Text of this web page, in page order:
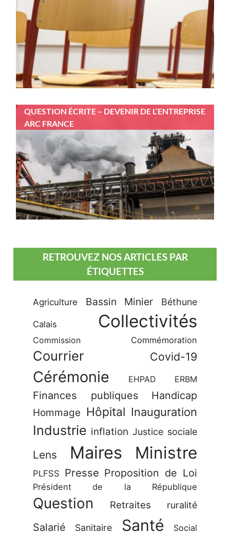
QUESTION ÉCRITE – DEVENIR DE L’ENTREPRISE
ARC FRANCE
RETROUVEZ NOS ARTICLES PAR
ÉTIQUETTES
Agriculture Bassin Minier Béthune
Calais Collectivités
Commission Commémoration
Courrier Covid-19
Cérémonie EHPAD ERBM
Finances publiques Handicap
Hommage Hôpital Inauguration
Industrie inflation Justice sociale
Lens Maires Ministre
PLFSS Presse Proposition de Loi
Président de la République
Question Retraites ruralité
Salarié Sanitaire Santé Social